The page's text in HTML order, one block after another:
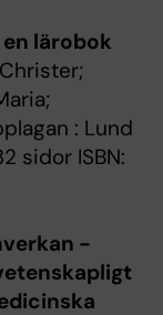
en lärobok
: Lund
sidor ISBN:
-